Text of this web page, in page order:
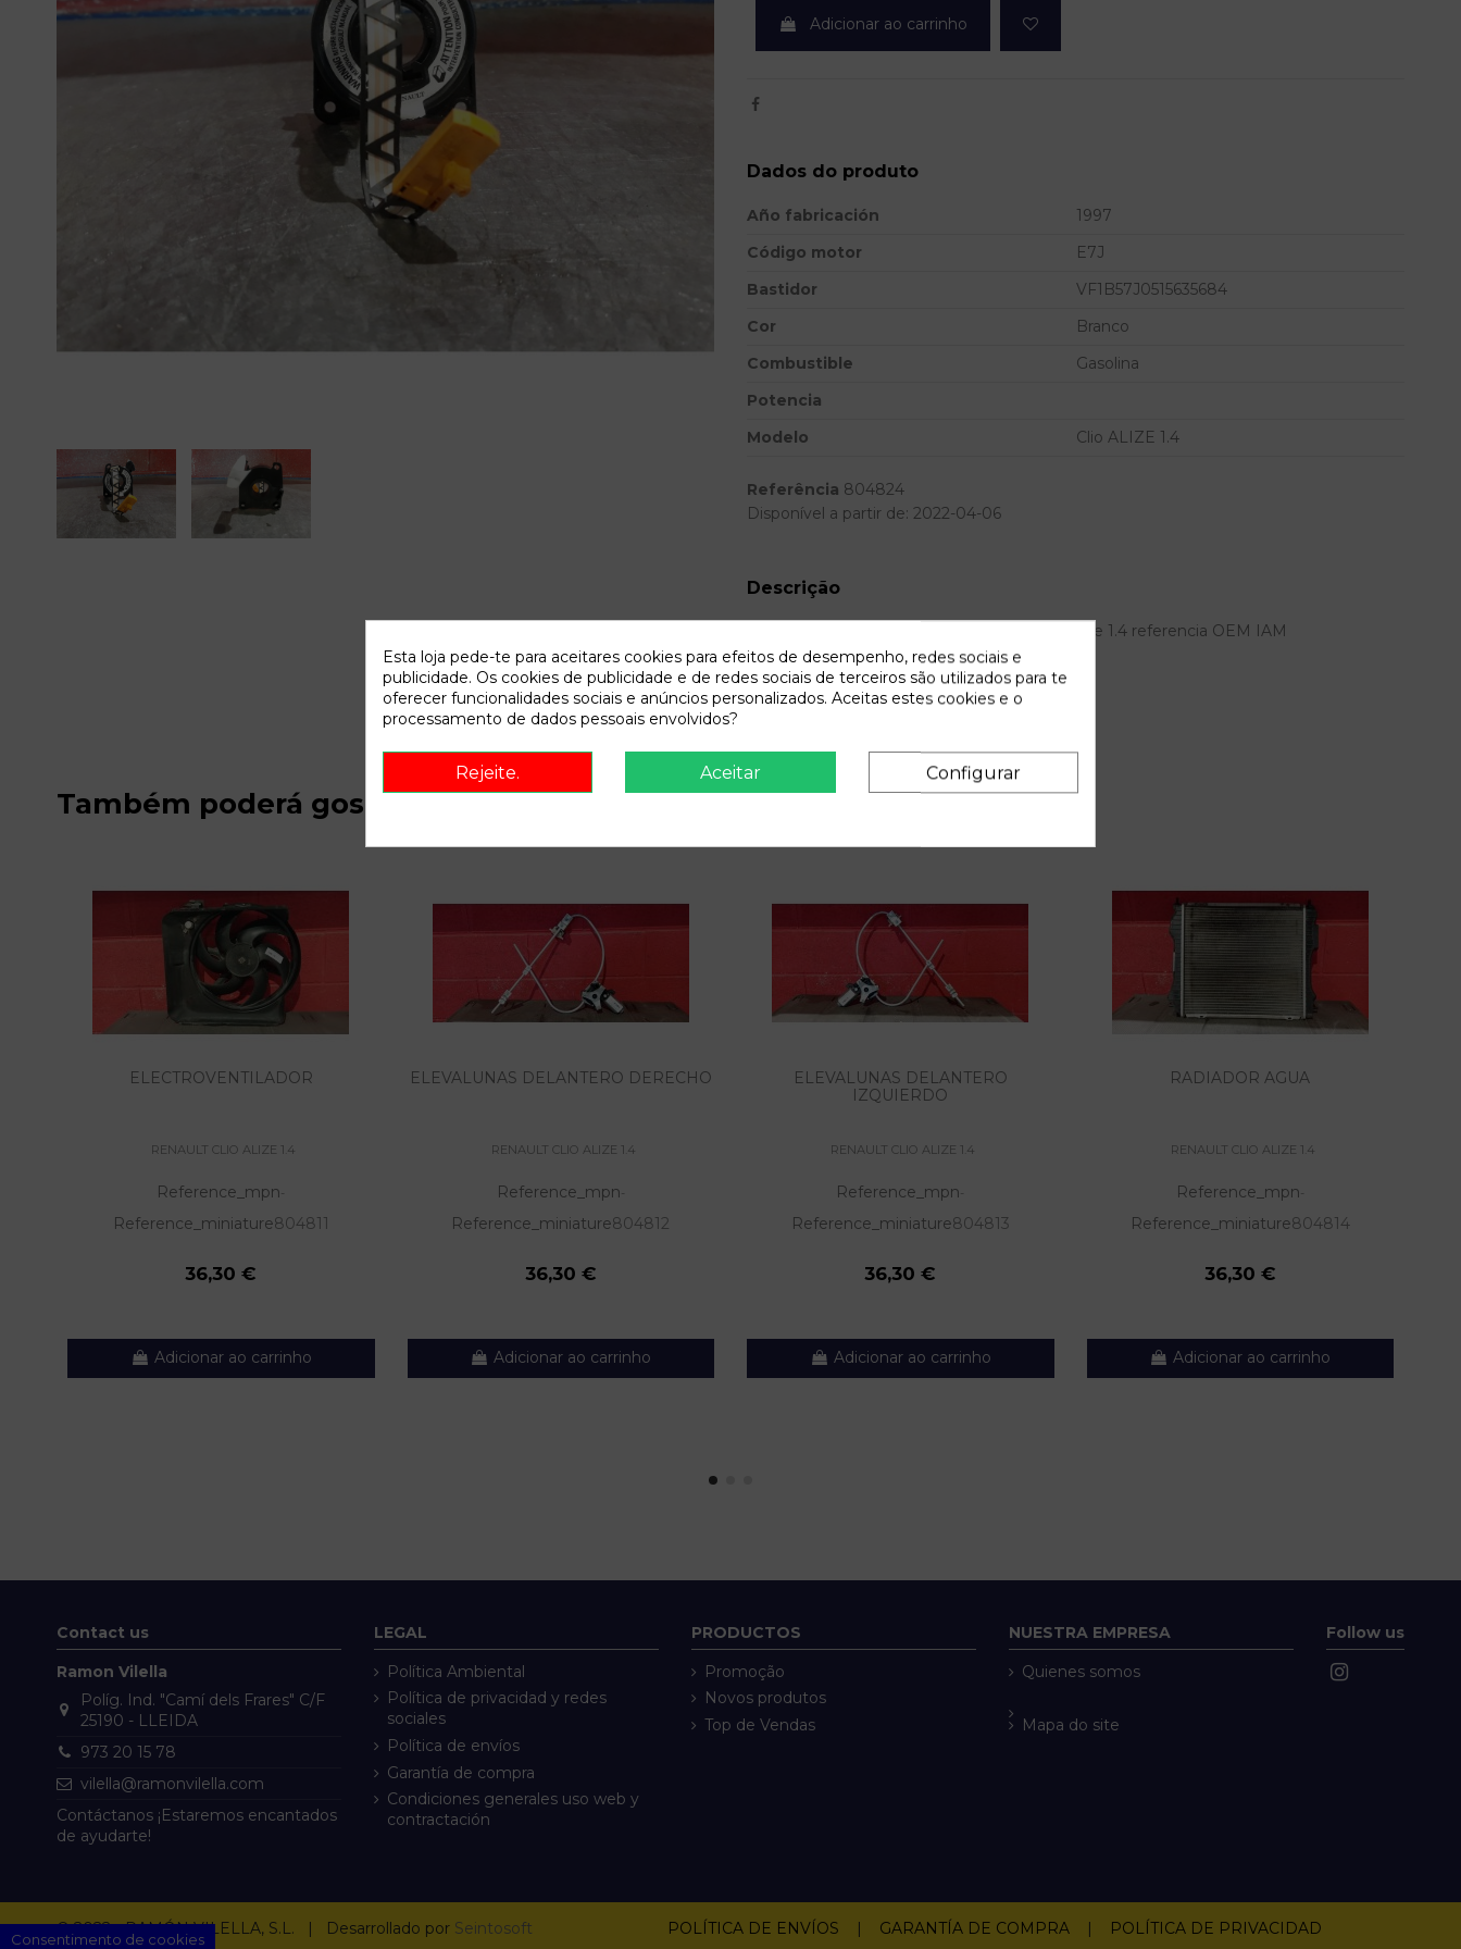
Adicionar ao carrinho
Dados do produto
Año fabricación
1997
Código motor
E7J
Bastidor
VF1B57J0515635684
Cor
Branco
Combustible
Gasolina
Potencia
Modelo
Clio ALIZE 1.4
Referência 804824
Disponível a partir de: 2022-04-06
Descrição
Recambio de anillo airbag para renault clio alize 1.4 referencia OEM IAM
Também poderá gostar
ELECTROVENTILADOR
RENAULT CLIO ALIZE 1.4
Reference_mpn-
Reference_miniature804811
36,30 €
Adicionar ao carrinho
ELEVALUNAS DELANTERO DERECHO
RENAULT CLIO ALIZE 1.4
Reference_mpn-
Reference_miniature804812
36,30 €
Adicionar ao carrinho
ELEVALUNAS DELANTERO
IZQUIERDO
RENAULT CLIO ALIZE 1.4
Reference_mpn-
Reference_miniature804813
36,30 €
Adicionar ao carrinho
RADIADOR AGUA
RENAULT CLIO ALIZE 1.4
Reference_mpn-
Reference_miniature804814
36,30 €
Adicionar ao carrinho
Contact us
Ramon Vilella
Políg. Ind. "Camí dels Frares" C/F
25190 - LLEIDA
973 20 15 78
vilella@ramonvilella.com
Contáctanos ¡Estaremos encantados
de ayudarte!
LEGAL
Política Ambiental
Política de privacidad y redes
sociales
Política de envíos
Garantía de compra
Condiciones generales uso web y
contractación
PRODUCTOS
Promoção
Novos produtos
Top de Vendas
NUESTRA EMPRESA
Quienes somos
Mapa do site
Follow us
© 2022 - RAMÓN VILELLA, S.L. | Desarrollado por Seintosoft POLÍTICA DE ENVÍOS | GARANTÍA DE COMPRA | POLÍTICA DE PRIVACIDAD
Esta loja pede-te para aceitares cookies para efeitos de desempenho, redes sociais e
publicidade. Os cookies de publicidade e de redes sociais de terceiros são utilizados para te
oferecer funcionalidades sociais e anúncios personalizados. Aceitas estes cookies e o
processamento de dados pessoais envolvidos?
Rejeite. Aceitar Configurar
Consentimento de cookies